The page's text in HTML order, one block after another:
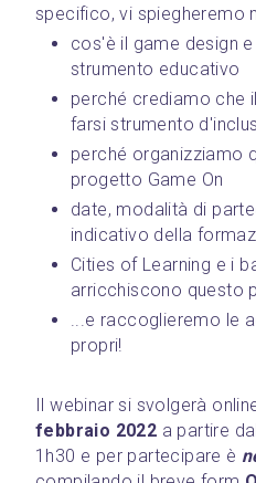
specifico, vi spiegheremo
cos'è il game design
strumento educativo
perché crediamo che
farsi strumento
perché organizziamo
progetto Game On
date, modalità di
indicativo della
Cities of Learning e i
arricchiscono questo
...e raccoglieremo le
propri!
Il webinar si svolgerà
febbraio 2022 a partire
1h30 e per partecipare è